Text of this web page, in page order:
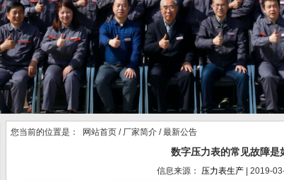
您当前的位置是： 网站首页 / 厂家简介 / 最新公告
数字压力表的常见故障是
信息来源： 压力表生产 | 2019-